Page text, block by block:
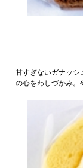
甘すぎないガナッシ
の心をわしづかみ。